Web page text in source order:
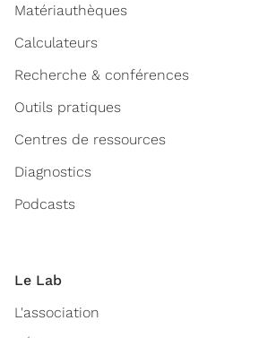
Matériauthèques
Calculateurs
Recherche & conférences
Outils pratiques
Centres de ressources
Diagnostics
Podcasts
Le Lab
L'association